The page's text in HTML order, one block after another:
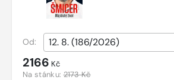
Od:
2166 Kč
Na stánku:2173 Kč